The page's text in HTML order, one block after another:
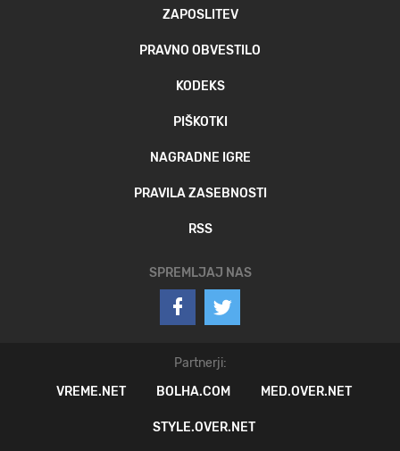
ZAPOSLITEV
PRAVNO OBVESTILO
KODEKS
PIŠKOTKI
NAGRADNE IGRE
PRAVILA ZASEBNOSTI
RSS
SPREMLJAJ NAS
Partnerji:
VREME.NET
BOLHA.COM MED.OVER.NET
STYLE.OVER.NET